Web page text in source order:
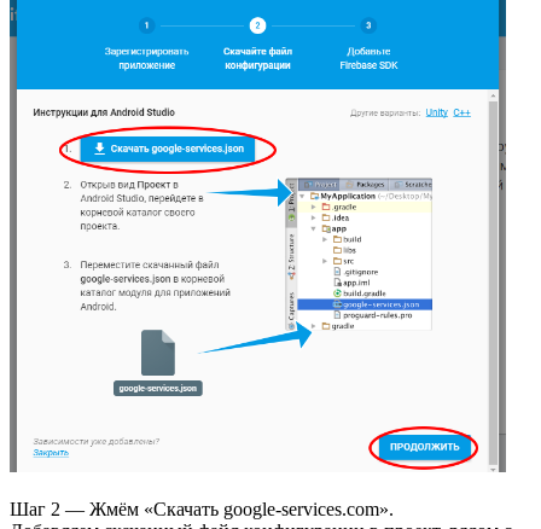
Шаг 2 — Жмём «Скачать google-services.com».